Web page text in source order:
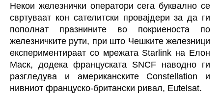
Некои железнички оператори сега буквално се
свртуваат кон сателитски провајдери за да ги
пополнат празнините во покриеноста по
железничките рути, при што Чешките железници
експериментираат со мрежата Starlink на Елон
Маск, додека француската SNCF наводно ги
разгледува и американските Constellation и
нивниот француско-британски ривал, Eutelsat.